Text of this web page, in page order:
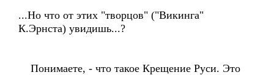
...Но что от этих "творцов" ("Викинга"
К.Эрнста) увидишь...?
Понимаете, - что такое Крещение Руси. Это